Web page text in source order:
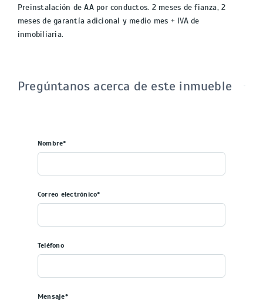
Preinstalación de AA por conductos. 2 meses de fianza, 2
meses de garantía adicional y medio mes + IVA de
inmobiliaria.
Pregúntanos acerca de este inmueble
Nombre*
Correo electrónico*
Teléfono
Mensaje*